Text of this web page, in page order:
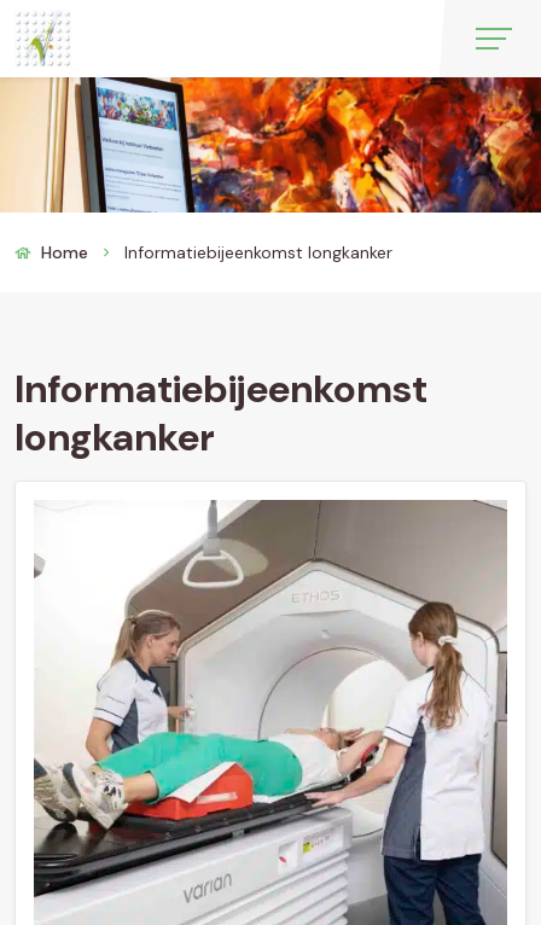
Home chevron_right Informatiebijeenkomst longkanker
Informatiebijeenkomst
longkanker